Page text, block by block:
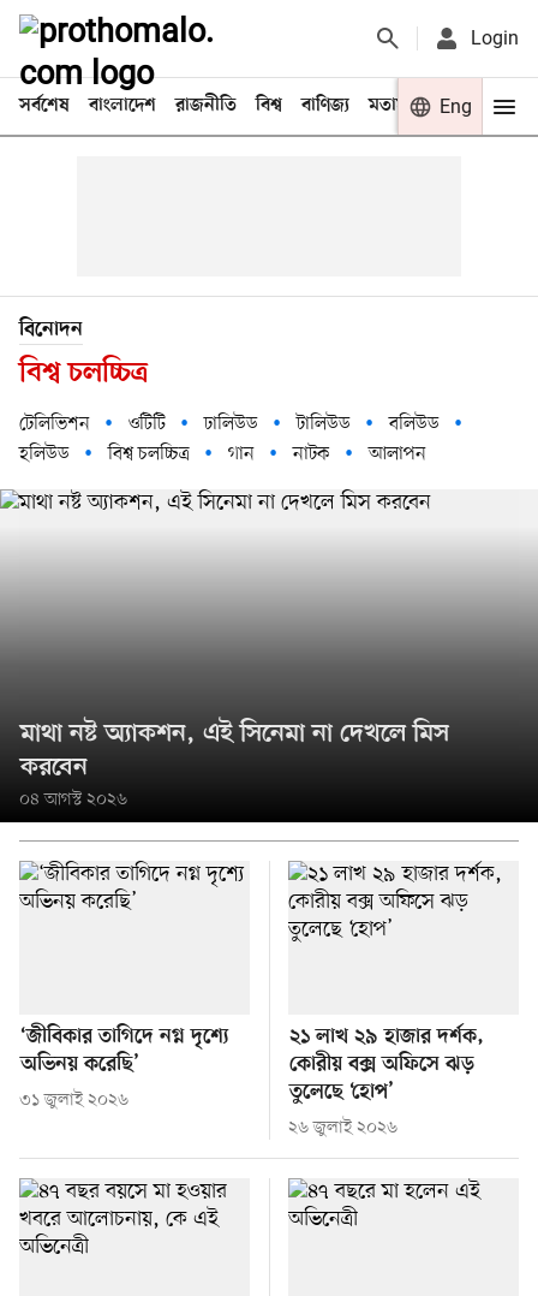
Login
সর্বশেষ বাংলাদেশ রাজনীতি বিশ্ব বাণিজ্য মতামত খেলা
Eng
বিনোদন
বিশ্ব চলচ্চিত্র
টেলিভিশন ওটিটি ঢালিউড টালিউড
বলিউড
হলিউড
বিশ্ব চলচ্চিত্র গান নাটক আলাপন
মাথা নষ্ট অ্যাকশন, এই সিনেমা না দেখলে মিস
করবেন
০৪ আগস্ট ২০২৬
‘জীবিকার তাগিদে নগ্ন দৃশ্যে
অভিনয় করেছি’
৩১ জুলাই ২০২৬
২১ লাখ ২৯ হাজার দর্শক,
কোরীয় বক্স অফিসে ঝড়
তুলেছে ‘হোপ’
২৬ জুলাই ২০২৬